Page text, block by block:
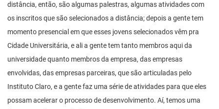
distância, então, são algumas palestras, algumas atividades com
os inscritos que são selecionados a distância; depois a gente tem
momento presencial em que esses jovens selecionados vêm pra
Cidade Universitária, e ali a gente tem tanto membros aqui da
universidade quanto membros da empresa, das empresas
envolvidas, das empresas parceiras, que são articuladas pelo
Instituto Claro, e a gente faz uma série de atividades para que eles
possam acelerar o processo de desenvolvimento. Aí, temos uma